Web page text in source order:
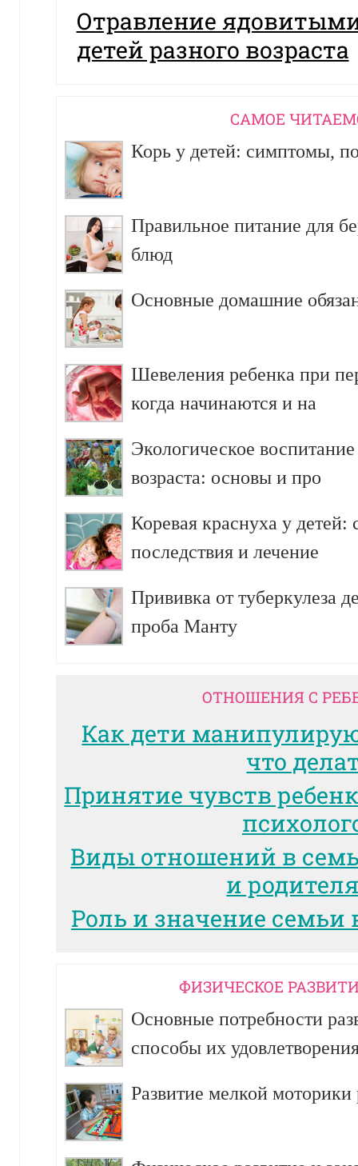
Отравление
детей разного возраста
CАМОЕ
Корь у детей: симптомы,
Правильное питание для
блюд
Основные домашние
Шевеления ребенка при
когда начинаются и на
Экологическое
возраста: основы и про
Коревая краснуха у
последствия и лечение
Прививка от туберкулеза
проба Манту
ОТНОШЕНИЯ С
Как дети
что
Принятие чувств
Виды отношений в
и
Роль и значение семьи
ФИЗИЧЕСКОЕ
Основные потребности
способы их
Развитие мелкой моторики